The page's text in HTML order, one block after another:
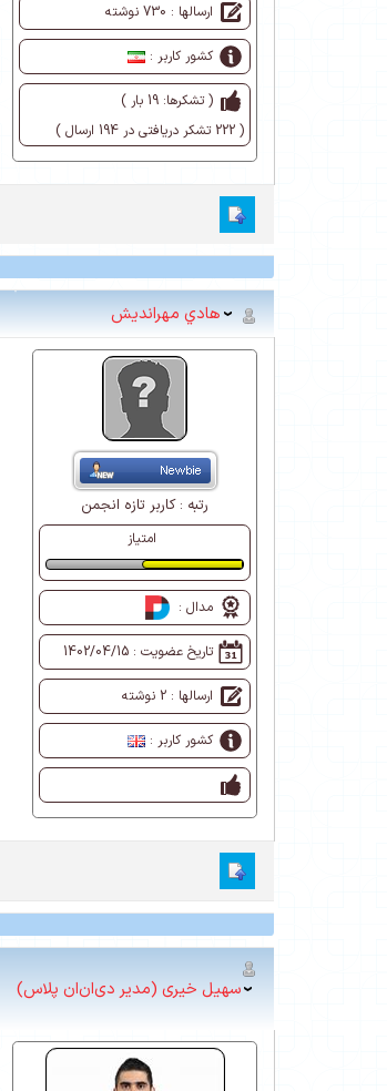
ارسالها : 730 نوشته
کشور کاربر :
( تشکرها: 19 بار )
( 222 تشکر دریافتی در 194 ارسال )
هادي مهرانديش
رتبه :کاربر تازه انجمن
امتیاز
طبیعی
مدال :
تاریخ عضویت : 1402/04/15
ارسالها : 2 نوشته
کشور کاربر :
سهیل خیری (مدیر دی‌ان‌ان پلاس)